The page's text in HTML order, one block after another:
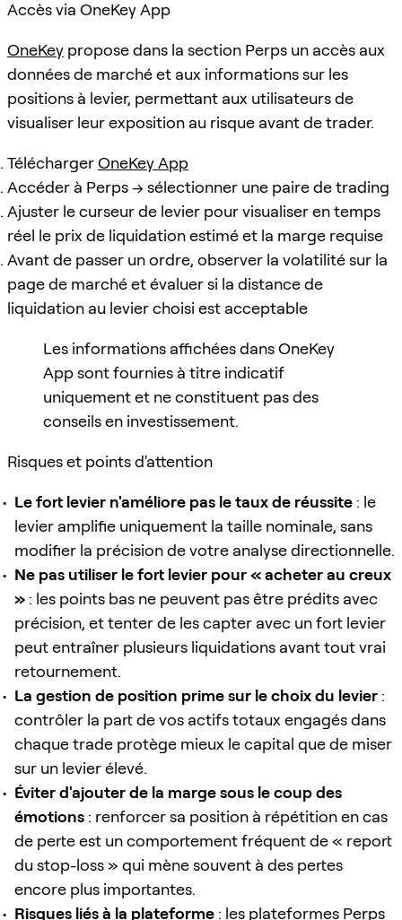
Accès via OneKey App
OneKey propose dans la section Perps un accès aux
données de marché et aux informations sur les
positions à levier, permettant aux utilisateurs de
visualiser leur exposition au risque avant de trader.
TéléchargerOneKey App
Accéder à Perps → sélectionner une paire de trading
Ajuster le curseur de levier pour visualiser en temps
réel le prix de liquidation estimé et la marge requise
Avant de passer un ordre, observer la volatilité sur la
page de marché et évaluer si la distance de
liquidation au levier choisi est acceptable
Les informations affichées dans OneKey
App sont fournies à titre indicatif
uniquement et ne constituent pas des
conseils en investissement.
Risques et points d'attention
Le fort levier n'améliore pas le taux de réussite : le
levier amplifie uniquement la taille nominale, sans
modifier la précision de votre analyse directionnelle.
Ne pas utiliser le fort levier pour « acheter au creux
» : les points bas ne peuvent pas être prédits avec
précision, et tenter de les capter avec un fort levier
peut entraîner plusieurs liquidations avant tout vrai
retournement.
La gestion de position prime sur le choix du levier :
contrôler la part de vos actifs totaux engagés dans
chaque trade protège mieux le capital que de miser
sur un levier élevé.
Éviter d'ajouter de la marge sous le coup des
émotions : renforcer sa position à répétition en cas
de perte est un comportement fréquent de « report
du stop-loss » qui mène souvent à des pertes
encore plus importantes.
Risques liés à la plateforme : les plateformes Perps